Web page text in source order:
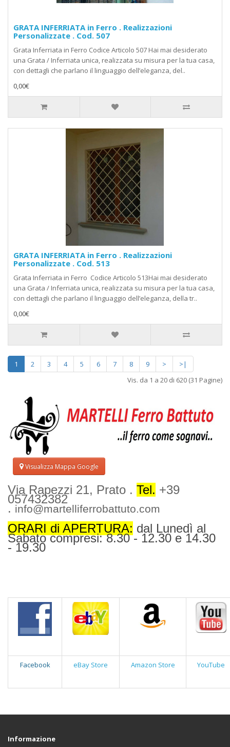
GRATA INFERRIATA in Ferro . Realizzazioni
Personalizzate . Cod. 507
Grata Inferriata in Ferro Codice Articolo 507 Hai mai desiderato
una Grata / Inferriata unica, realizzata su misura per la tua casa,
con dettagli che parlano il linguaggio dell’eleganza, del..
0,00€
GRATA INFERRIATA in Ferro . Realizzazioni
Personalizzate . Cod. 513
Grata Inferriata in Ferro Codice Articolo 513Hai mai desiderato
una Grata / Inferriata unica, realizzata su misura per la tua casa,
con dettagli che parlano il linguaggio dell’eleganza, della tr..
0,00€
1 2 3 4 5 6 7 8 9 >
>|
Vis. da 1 a 20 di 620 (31 Pagine)
Visualizza Mappa Google
Via Rapezzi 21, Prato . Tel. +39
057432382
. info@martelliferrobattuto.com
ORARI di APERTURA: dal Lunedì al
Sabato compresi: 8.30 - 12.30 e 14.30
- 19.30
Facebook eBay Store Amazon Store YouTube
Informazione